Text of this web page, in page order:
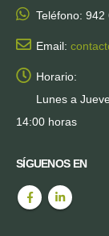
Teléfono: 942
Email:
Horario:
Lunes a
14:00 horas
SÍGUENOS EN